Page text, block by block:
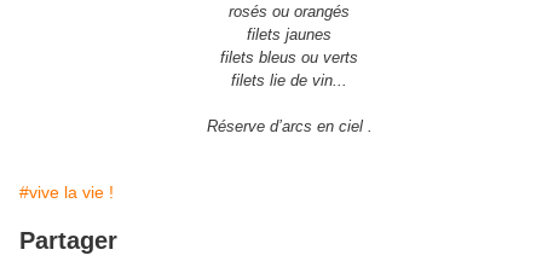
rosés ou orangés
filets jaunes
filets bleus ou verts
filets lie de vin...
Réserve d’arcs en ciel .
#vive la vie !
Partager